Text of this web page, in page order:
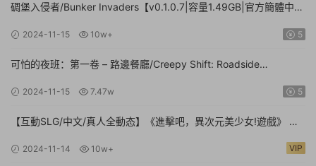
碉堡入侵者/Bunker Invaders【v0.1.0.7|容量1.49GB|官方簡體中
2024-11-15 10w+ 5
可怕的夜班：第一卷 – 路邊餐廳/Creepy Shift: Roadside
2024-11-15 7.47w 5
【互動SLG/中文/真人全動态】《進擊吧，異次元美少女!遊戲》 官
2024-11-14 10w+ VIP